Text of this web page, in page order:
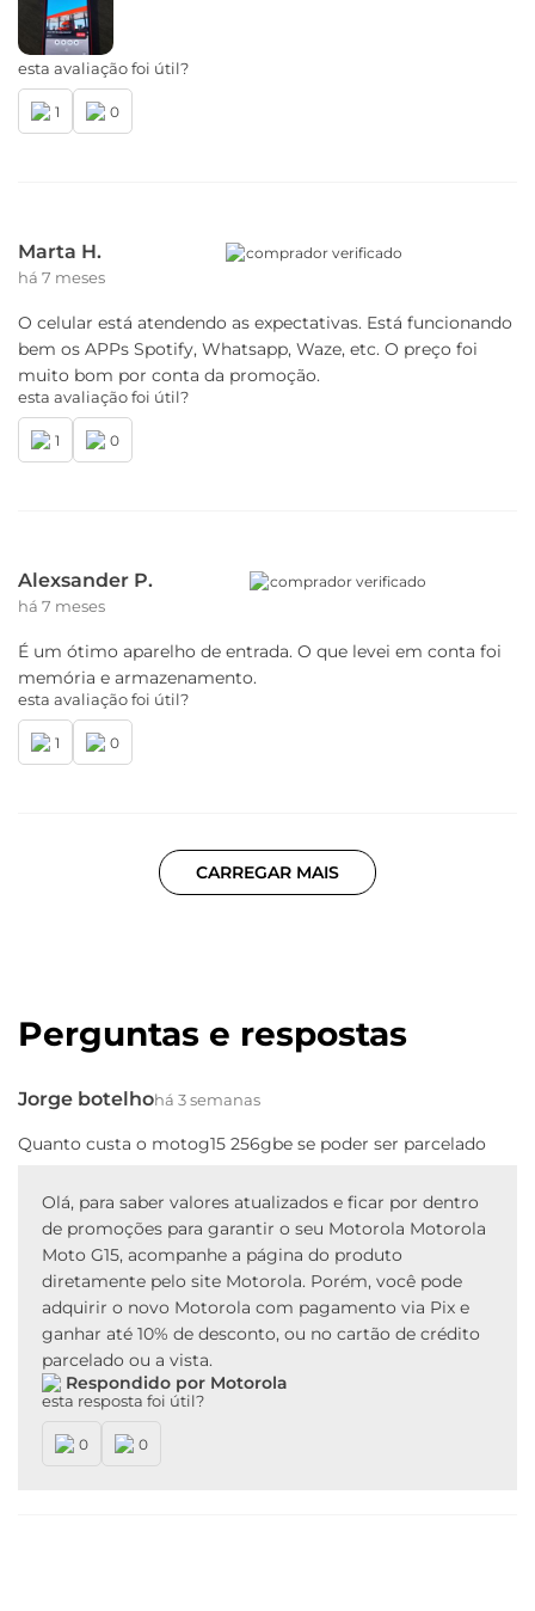
esta avaliação foi útil?
1 0
Marta H.
há 7 meses
comprador verificado
O celular está atendendo as expectativas. Está funcionando
bem os APPs Spotify, Whatsapp, Waze, etc. O preço foi
muito bom por conta da promoção.
esta avaliação foi útil?
1 0
Alexsander P.
há 7 meses
comprador verificado
É um ótimo aparelho de entrada. O que levei em conta foi
memória e armazenamento.
esta avaliação foi útil?
1 0
CARREGAR MAIS
Perguntas e respostas
Jorge botelhohá 3 semanas
Quanto custa o motog15 256gbe se poder ser parcelado
Olá, para saber valores atualizados e ficar por dentro
de promoções para garantir o seu Motorola Motorola
Moto G15, acompanhe a página do produto
diretamente pelo site Motorola. Porém, você pode
adquirir o novo Motorola com pagamento via Pix e
ganhar até 10% de desconto, ou no cartão de crédito
parcelado ou a vista.
Respondido por Motorola
esta resposta foi útil?
0 0